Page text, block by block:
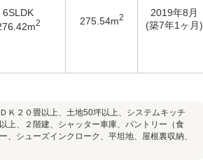
6SLDK
2 275.54m2
2019年8月
(築7年1ヶ月)
Ｋ２０畳以上、土地50坪以上、システムキッチ
上、２階建、シャッター車庫、パントリー（食
シューズインクローク、平坦地、屋根裏収納、